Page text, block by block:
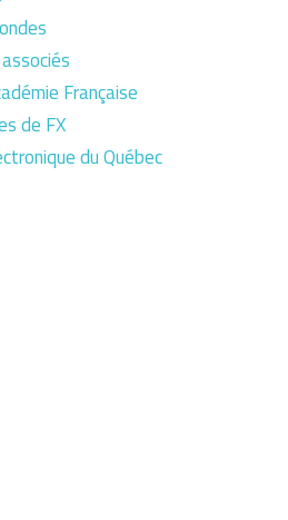
Française
de FX
du Québec